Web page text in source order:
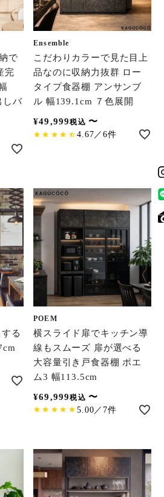
で
完
しバ
Ensemble
こだわりカラーで見た目上
品なのに収納力抜群 ロー
タイプ食器棚 アンサンブ
ル 幅139.1cm ７色展開
¥49,999税込 〜
4.67／6件
る
POEM
横スライド扉でキッチン導
線もスムーズ 扉が選べる
大容量引き戸食器棚 ポエ
ム3 幅113.5cm
¥69,999税込 〜
5.00／7件